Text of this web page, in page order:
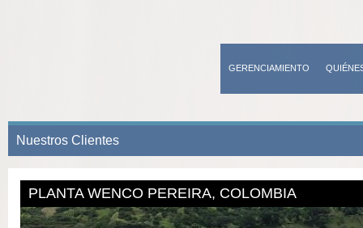
GERENCIAMIENTO
Nuestros Clientes
PLANTA WENCO PEREIRA, COLOMBIA